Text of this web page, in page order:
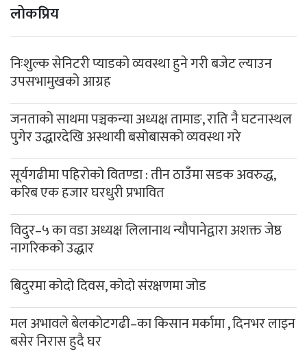
लोकप्रिय
निःशुल्क सेनिटरी प्याडको व्यवस्था हुने गरी बजेट ल्याउन
उपसभामुखको आग्रह
जनताको साथमा पञ्चकन्या अध्यक्ष तामाङ, राति नै घटनास्थल
पुगेर उद्धारदेखि अस्थायी बसोबासको व्यवस्था गरे
सूर्यगढीमा पहिरोको वितण्डा : तीन ठाउँमा सडक अवरुद्ध,
करिब एक हजार घरधुरी प्रभावित
विदुर–५ का वडा अध्यक्ष लिलानाथ न्यौपानेद्वारा अशक्त जेष्ठ
नागरिकको उद्धार
बिदुरमा कोदो दिवस, कोदो संरक्षणमा जोड
मल अभावले बेलकोटगढी–का किसान मर्कामा , दिनभर लाइन
बसेर निरास हुदै घर